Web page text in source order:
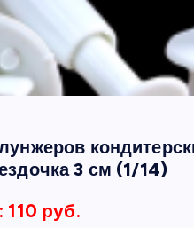
выпечки
кексики
3 см (1/14)
110 руб.